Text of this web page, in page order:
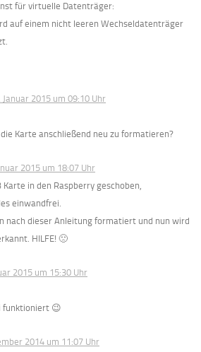
für virtuelle Datenträger:
auf einem nicht leeren Wechseldatenträger
Januar 2015 um 09:10 Uhr
Karte anschließend neu zu formatieren?
2015 um 18:07 Uhr
Karte in den Raspberry geschoben,
einwandfrei.
nach dieser Anleitung formatiert und nun wird
HILFE! 🙁
2015 um 15:30 Uhr
funktioniert 😉
2014 um 11:07 Uhr